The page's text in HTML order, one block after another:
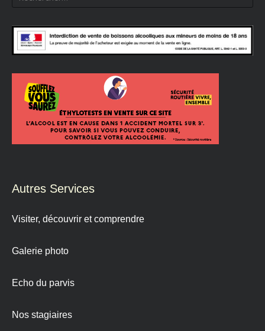
Autres Services
Visiter, découvrir et comprendre
Galerie photo
Echo du parvis
Nos stagiaires